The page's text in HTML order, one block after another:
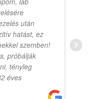
után
hatást, ez
szemben!
próbálják
tényleg
éves